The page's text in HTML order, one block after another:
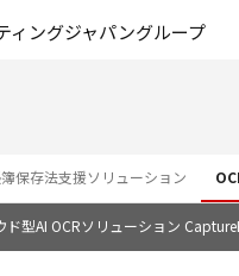
ィングジャパングループ
保存法支援ソリューション
ド型AI OCRソリューション